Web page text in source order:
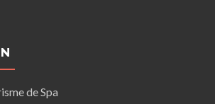
de Spa